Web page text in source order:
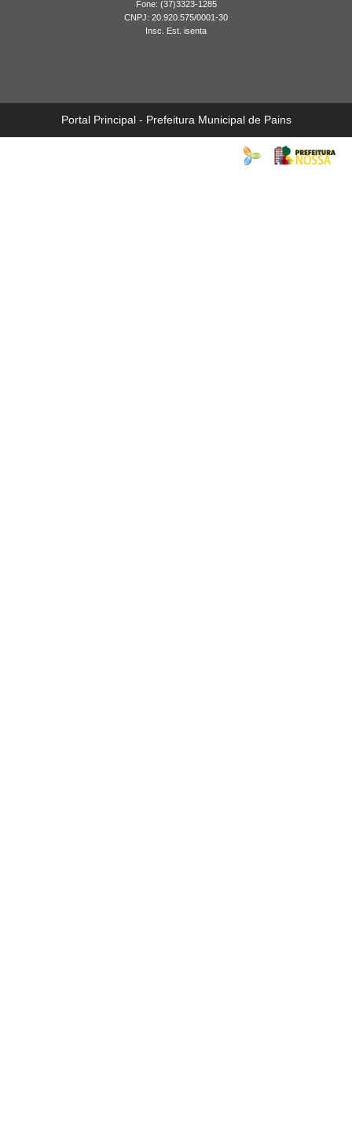
Fone: (37)3323-1285
CNPJ: 20.920.575/0001-30
Insc. Est. isenta
Portal Principal - Prefeitura Municipal de Pains